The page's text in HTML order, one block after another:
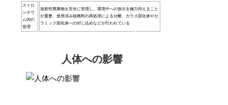
ストロ
ンチウ
ム90の
管理
放射性廃棄物を安全に管理し、環境中への放出を極力抑えること
が重要。使用済み核燃料の再処理による分離、ガラス固化体やセ
ラミック固化体への封じ込めなどが行われている
人体への影響